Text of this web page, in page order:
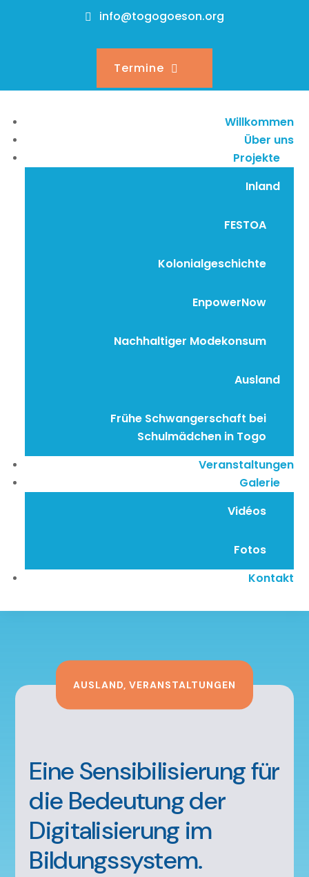
info@togogoeson.org
Termine
Willkommen
Über uns
Projekte
Inland
FESTOA
Kolonialgeschichte
EnpowerNow
Nachhaltiger Modekonsum
Ausland
Frühe Schwangerschaft bei
Schulmädchen in Togo
Veranstaltungen
Galerie
Vidéos
Fotos
Kontakt
AUSLAND VERANSTALTUNGEN
Eine Sensibilisierung für
die Bedeutung der
Digitalisierung im
Bildungssystem.